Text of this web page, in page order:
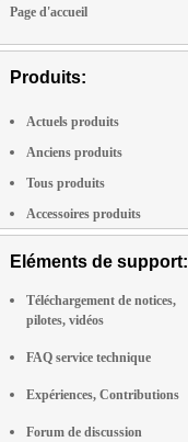
Page d'accueil
Produits:
Actuels produits
Anciens produits
Tous produits
Accessoires produits
Eléments de support:
Téléchargement de notices,
pilotes, vidéos
FAQ service technique
Expériences, Contributions
Forum de discussion